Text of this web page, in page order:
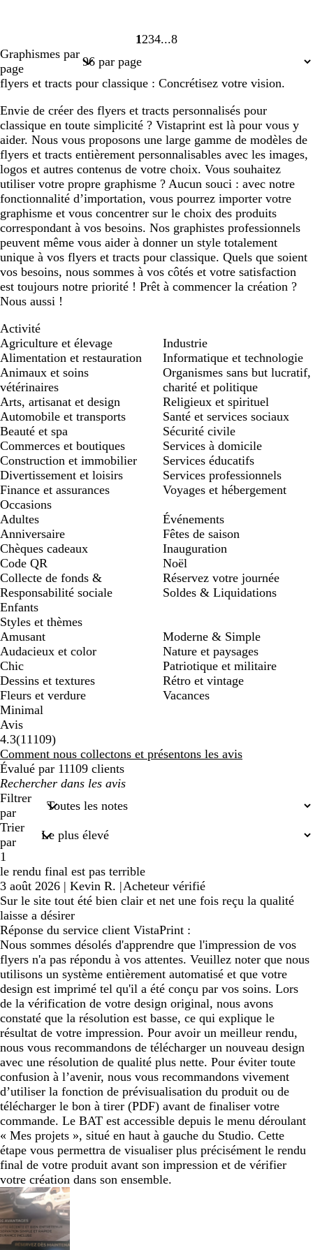
Page
1
1 Page
2 Page
3Page
4
Page
8
Graphismes par
page
flyers et tracts pour classique : Concrétisez votre vision.
Envie de créer des flyers et tracts personnalisés pour
classique en toute simplicité ? Vistaprint est là pour vous y
aider. Nous vous proposons une large gamme de modèles de
flyers et tracts entièrement personnalisables avec les images,
logos et autres contenus de votre choix. Vous souhaitez
utiliser votre propre graphisme ? Aucun souci : avec notre
fonctionnalité d’importation, vous pourrez importer votre
graphisme et vous concentrer sur le choix des produits
correspondant à vos besoins. Nos graphistes professionnels
peuvent même vous aider à donner un style totalement
unique à vos flyers et tracts pour classique. Quels que soient
vos besoins, nous sommes à vos côtés et votre satisfaction
est toujours notre priorité ! Prêt à commencer la création ?
Nous aussi !
Activité
Agriculture et élevage
Alimentation et restauration
Animaux et soins
vétérinaires
Arts, artisanat et design
Automobile et transports
Beauté et spa
Commerces et boutiques
Construction et immobilier
Divertissement et loisirs
Finance et assurances
Industrie
Informatique et technologie
Organismes sans but lucratif,
charité et politique
Religieux et spirituel
Santé et services sociaux
Sécurité civile
Services à domicile
Services éducatifs
Services professionnels
Voyages et hébergement
Occasions
Adultes
Anniversaire
Chèques cadeaux
Code QR
Collecte de fonds &
Responsabilité sociale
Enfants
Événements
Fêtes de saison
Inauguration
Noël
Réservez votre journée
Soldes & Liquidations
Styles et thèmes
Amusant
Audacieux et color
Chic
Dessins et textures
Fleurs et verdure
Minimal
Moderne & Simple
Nature et paysages
Patriotique et militaire
Rétro et vintage
Vacances
Avis
4.3(1110911109
avis
)
Comment nous collectons et présentons les avis
Évalué par 11109 clients
Mes
recherches
saisies
Filtrer
par
Trier
par
1
le rendu final est pas terrible
3 août 2026 | Kevin R. |Acheteur vérifié
Sur le site tout été bien clair et net une fois reçu la qualité
laisse a désirer
Réponse du service client VistaPrint :
Nous sommes désolés d'apprendre que l'impression de vos
flyers n'a pas répondu à vos attentes. Veuillez noter que nous
utilisons un système entièrement automatisé et que votre
design est imprimé tel qu'il a été conçu par vos soins. Lors
de la vérification de votre design original, nous avons
constaté que la résolution est basse, ce qui explique le
résultat de votre impression. Pour avoir un meilleur rendu,
nous vous recommandons de télécharger un nouveau design
avec une résolution de qualité plus nette. Pour éviter toute
confusion à l’avenir, nous vous recommandons vivement
d’utiliser la fonction de prévisualisation du produit ou de
télécharger le bon à tirer (PDF) avant de finaliser votre
commande. Le BAT est accessible depuis le menu déroulant
« Mes projets », situé en haut à gauche du Studio. Cette
étape vous permettra de visualiser plus précisément le rendu
final de votre produit avant son impression et de vérifier
votre création dans son ensemble.